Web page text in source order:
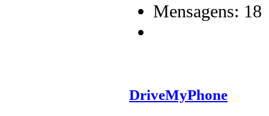
Mensagens: 18
DriveMyPhone